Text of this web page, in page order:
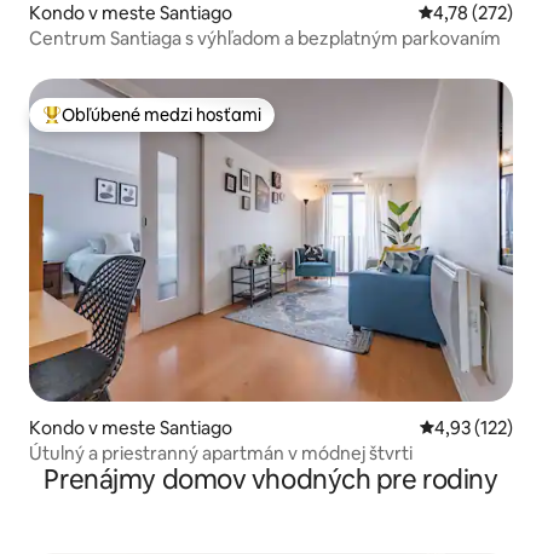
Kondo v meste Santiago Priemerné
4,78 (272)
Centrum Santiaga s výhľadom a bezplatným parkovaním
Najobľúbenejšie medzi hosťami
Obľúbené medzi hosťami
Kondo v meste Santiago Priemerné
4,93 (122)
Útulný a priestranný apartmán v módnej štvrti
Prenájmy domov vhodných pre rodiny